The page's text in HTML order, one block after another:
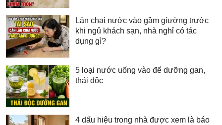
Lăn chai nước vào gầm giường trước
khi ngủ khách sạn, nhà nghỉ có tác
dụng gì?
5 loại nước uống vào để dưỡng gan,
thải độc
4 dấu hiệu trong nhà được xem là báo